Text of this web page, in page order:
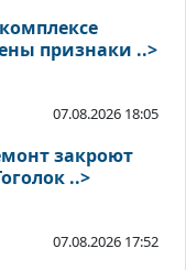
признаки ..>
07.08.2026 18:05
закроют
участок улицы Тоголок ..>
07.08.2026 17:52